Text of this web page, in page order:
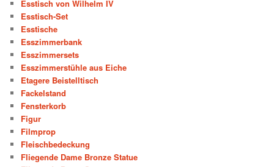
Esstisch von Wilhelm IV
Esstisch-Set
Esstische
Esszimmerbank
Esszimmersets
Esszimmerstühle aus Eiche
Etagere Beistelltisch
Fackelstand
Fensterkorb
Figur
Filmprop
Fleischbedeckung
Fliegende Dame Bronze Statue